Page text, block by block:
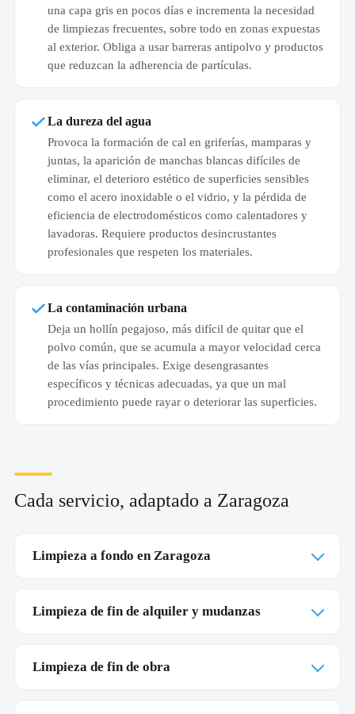
una capa gris en pocos días e incrementa la necesidad
de limpiezas frecuentes, sobre todo en zonas expuestas
al exterior. Obliga a usar barreras antipolvo y productos
que reduzcan la adherencia de partículas.
La dureza del agua
Provoca la formación de cal en griferías, mamparas y
juntas, la aparición de manchas blancas difíciles de
eliminar, el deterioro estético de superficies sensibles
como el acero inoxidable o el vidrio, y la pérdida de
eficiencia de electrodomésticos como calentadores y
lavadoras. Requiere productos desincrustantes
profesionales que respeten los materiales.
La contaminación urbana
Deja un hollín pegajoso, más difícil de quitar que el
polvo común, que se acumula a mayor velocidad cerca
de las vías principales. Exige desengrasantes
específicos y técnicas adecuadas, ya que un mal
procedimiento puede rayar o deteriorar las superficies.
Cada servicio, adaptado a Zaragoza
Limpieza a fondo en Zaragoza
Limpieza de fin de alquiler y mudanzas
Limpieza de fin de obra